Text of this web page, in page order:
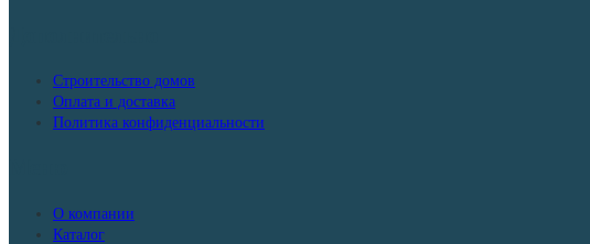
Строительство домов
Оплата и доставка
Политика конфиденциальности
О компании
Каталог